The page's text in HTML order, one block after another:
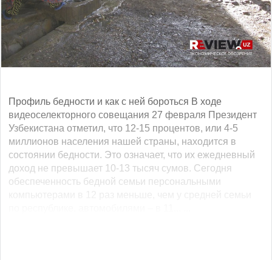
Профиль бедности и как с ней бороться В ходе
видеоселекторного совещания 27 февраля Президент
Узбекистана отметил, что 12-15 процентов, или 4-5
миллионов населения нашей страны, находится в
состоянии бедности. Это означает, что их ежедневный
доход не превышает 10-13 тысяч сумов. Сегодня
обеспеченность бедной семьи персональными